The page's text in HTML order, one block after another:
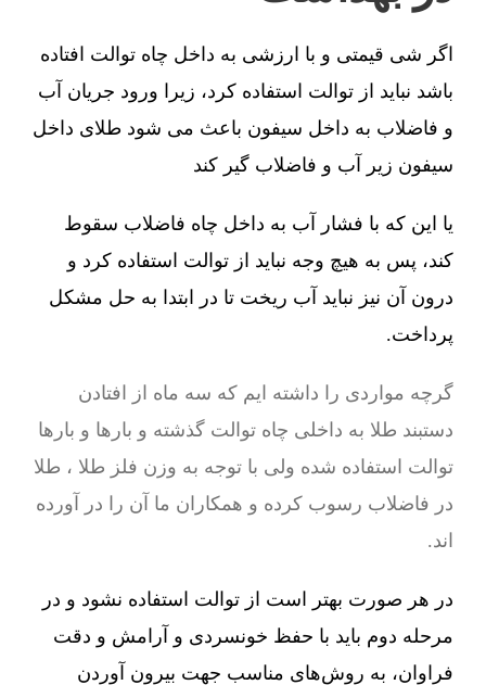
اگر شی قیمتی و با ارزشی به داخل چاه توالت افتاده
باشد نباید از توالت استفاده کرد، زیرا ورود جریان آب
و فاضلاب به داخل سیفون باعث می شود طلای داخل
سیفون زیر آب و فاضلاب گیر کند
یا این که با فشار آب به داخل چاه فاضلاب سقوط
کند، پس به هیچ وجه نباید از توالت استفاده کرد و
درون آن نیز نباید آب ریخت تا در ابتدا به حل مشکل
پرداخت.
گرچه مواردی را داشته ایم که سه ماه از افتادن
دستبند طلا به داخلی چاه توالت گذشته و بارها و بارها
توالت استفاده شده ولی با توجه به وزن فلز طلا ، طلا
در فاضلاب رسوب کرده و همکاران ما آن را در آورده
اند.
در هر صورت بهتر است از توالت استفاده نشود و در
مرحله دوم باید با حفظ خونسردی و آرامش و دقت
فراوان، به روش‌های مناسب جهت بیرون آوردن